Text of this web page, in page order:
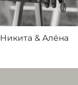
Никита & Алёна